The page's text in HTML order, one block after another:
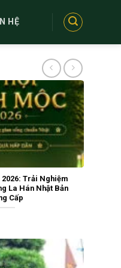
HỆ
2026: Trải Nghiệm
La Hán Nhật Bản
Cấp